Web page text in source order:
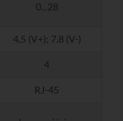
0...28
4,5 (V+); 7,8 (V-)
4
RJ-45